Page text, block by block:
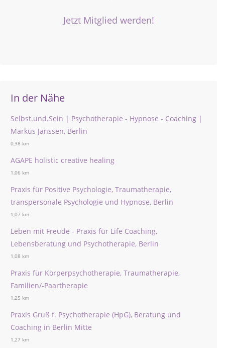
Jetzt Mitglied werden!
In der Nähe
Selbst.und.Sein | Psychotherapie - Hypnose - Coaching |
Markus Janssen, Berlin
0,38 km
AGAPE holistic creative healing
1,06 km
Praxis für Positive Psychologie, Traumatherapie,
transpersonale Psychologie und Hypnose, Berlin
1,07 km
Leben mit Freude - Praxis für Life Coaching,
Lebensberatung und Psychotherapie, Berlin
1,08 km
Praxis für Körperpsychotherapie, Traumatherapie,
Familien/-Paartherapie
1,25 km
Praxis Gruß f. Psychotherapie (HpG), Beratung und
Coaching in Berlin Mitte
1,27 km